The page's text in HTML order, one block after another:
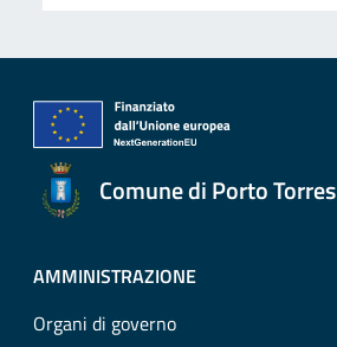
Comune di Porto Torres
AMMINISTRAZIONE
Organi di governo